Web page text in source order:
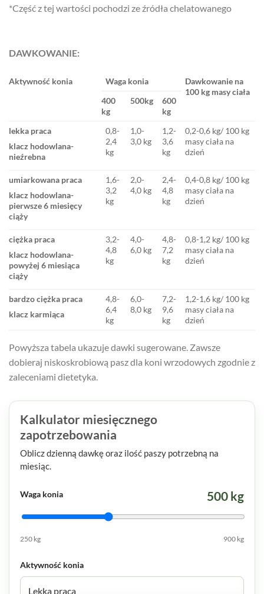
*Część z tej wartości pochodzi ze źródła chelatowanego
DAWKOWANIE:
Aktywność konia Waga konia
Dawkowanie na
100 kg masy ciała
400
kg
500kg
600
kg
lekka praca
klacz hodowlana-
nieźrebna
0,8-
2,4
kg
1,0-
3,0 kg
1,2-
3,6
kg
0,2-0,6 kg/ 100 kg
masy ciała na
dzień
umiarkowana praca
klacz hodowlana-
pierwsze 6 miesięcy
ciąży
1,6-
3,2
kg
2,0-
4,0 kg
2,4-
4,8
kg
0,4-0,8 kg/ 100 kg
masy ciała na
dzień
ciężka praca
klacz hodowlana-
powyżej 6 miesiąca
ciąży
3,2-
4,8
kg
4,0-
6,0 kg
4,8-
7,2
kg
0,8-1,2 kg/ 100 kg
masy ciała na
dzień
bardzo ciężka praca
klacz karmiąca
4,8-
6,4
kg
6,0-
8,0 kg
7,2-
9,6
kg
1,2-1,6 kg/ 100 kg
masy ciała na
dzień
Powyższa tabela ukazuje dawki sugerowane. Zawsze
dobieraj niskoskrobiową pasz dla koni wrzodowych zgodnie z
zaleceniami dietetyka.
Kalkulator miesięcznego
zapotrzebowania
Oblicz dzienną dawkę oraz ilość paszy potrzebną na
miesiąc.
Waga konia 500 kg
250 kg 900 kg
Aktywność konia